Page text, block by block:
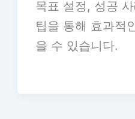
목표 설정, 성공
팁을 통해 효과적
을 수 있습니다.